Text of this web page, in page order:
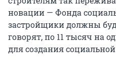
новации — Фонда
застройщики должны
говорят, по 11 тысяч на
для создания